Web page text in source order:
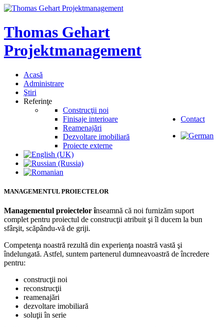
Thomas Gehart
Projektmanagement
Acasă
Administrare
Ştiri
Referinţe
Construcţii noi
Finisaje interioare
Reamenajări
Dezvoltare imobiliară
Proiecte externe
Contact
MANAGEMENTUL PROIECTELOR
Managementul proiectelor înseamnă că noi furnizăm suport
complet pentru proiectul de construcţii atribuit şi îl ducem la bun
sfârşit, scăpându-vă de griji.
Competenţa noastră rezultă din experienţa noastră vastă şi
îndelungată. Astfel, suntem partenerul dumneavoastră de încredere
pentru:
construcţii noi
reconstrucţii
reamenajări
dezvoltare imobiliară
soluţii în serie